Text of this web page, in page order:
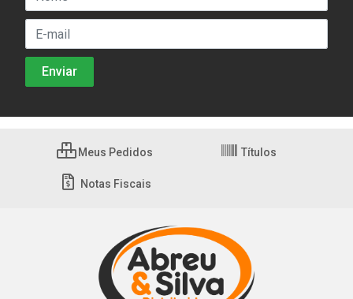
Meus Pedidos Títulos
Notas Fiscais